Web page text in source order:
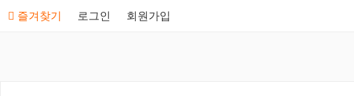
즐겨찾기 로그인 회원가입